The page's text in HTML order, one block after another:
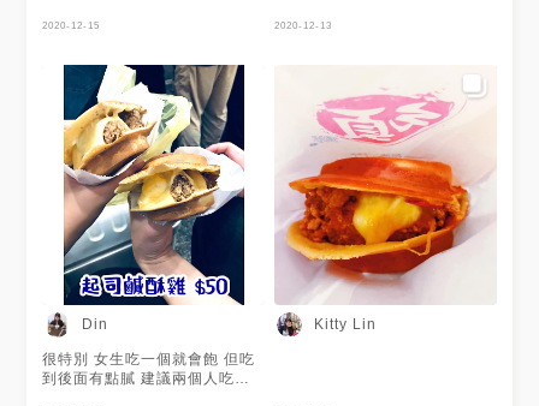
2020-12-15 2020-12-13
Din
很特別 女生吃一個就會飽 但吃
到後面有點膩 建議兩個人吃一
Kitty Lin